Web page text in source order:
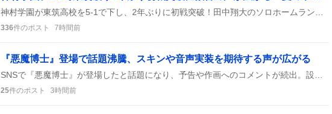
336件のポスト 7時間前
『悪魔博士』登場で話題沸騰、スキンや音声実装を期待する声が広がる
25件のポスト 3時間前